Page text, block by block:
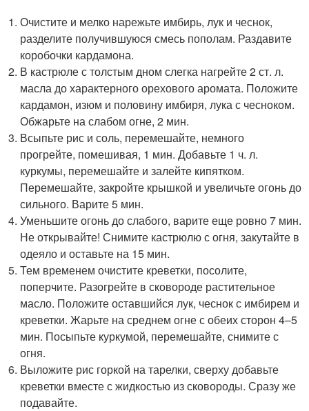
Очистите и мелко нарежьте имбирь, лук и чеснок,
разделите получившуюся смесь пополам. Раздавите
коробочки кардамона.
В кастрюле с толстым дном слегка нагрейте 2 ст. л.
масла до характерного орехового аромата. Положите
кардамон, изюм и половину имбиря, лука с чесноком.
Обжарьте на слабом огне, 2 мин.
Всыпьте рис и соль, перемешайте, немного
прогрейте, помешивая, 1 мин. Добавьте 1 ч. л.
куркумы, перемешайте и залейте кипятком.
Перемешайте, закройте крышкой и увеличьте огонь до
сильного. Варите 5 мин.
Уменьшите огонь до слабого, варите еще ровно 7 мин.
Не открывайте! Снимите кастрюлю с огня, закутайте в
одеяло и оставьте на 15 мин.
Тем временем очистите креветки, посолите,
поперчите. Разогрейте в сковороде растительное
масло. Положите оставшийся лук, чеснок с имбирем и
креветки. Жарьте на среднем огне с обеих сторон 4–5
мин. Посыпьте куркумой, перемешайте, снимите с
огня.
Выложите рис горкой на тарелки, сверху добавьте
креветки вместе с жидкостью из сковороды. Сразу же
подавайте.